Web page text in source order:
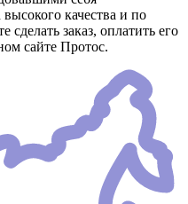
качества и по
заказ, оплатить его
сайте Протос.